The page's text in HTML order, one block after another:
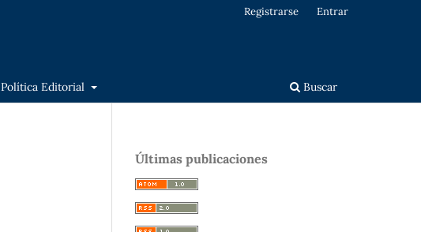
Política Editorial Buscar
Registrarse Entrar
Últimas publicaciones